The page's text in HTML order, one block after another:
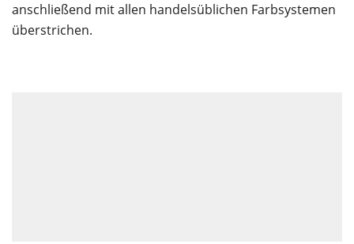
anschließend mit allen handelsüblichen Farbsystemen
überstrichen.